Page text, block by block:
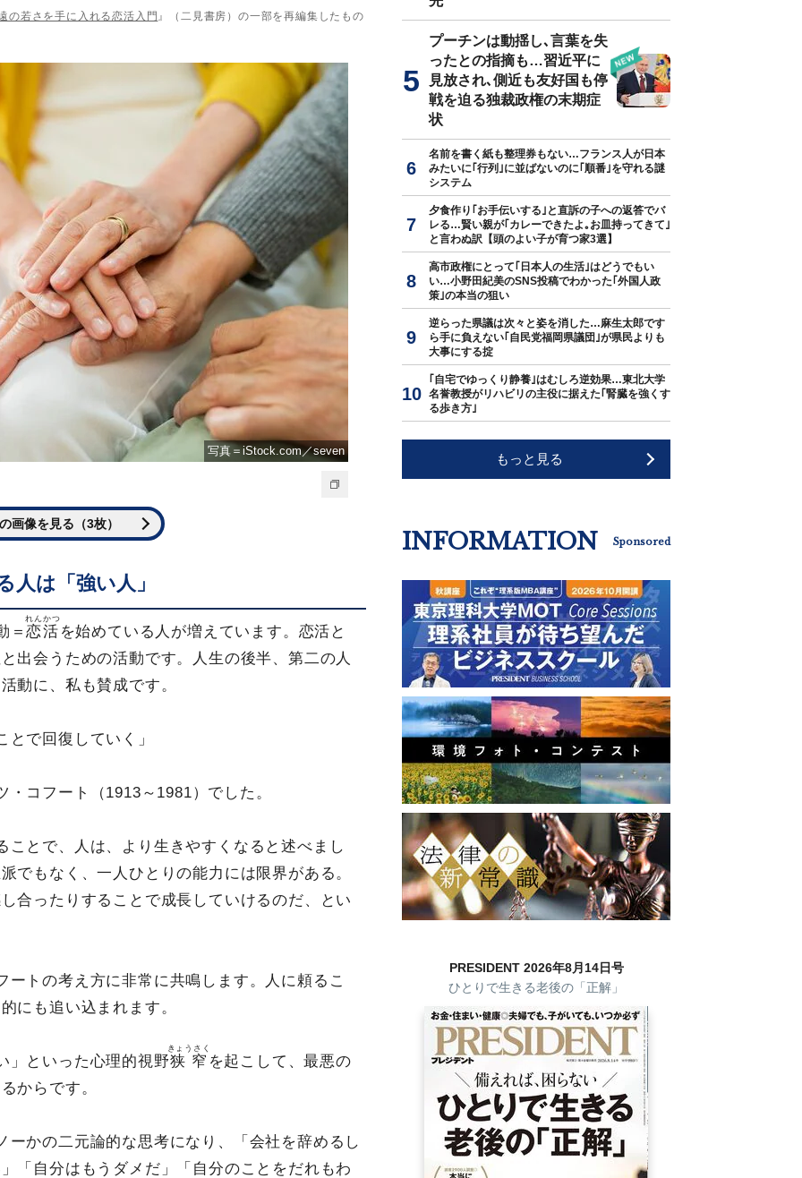
の若さを手に入れる恋活入門 』（二見書房）の一部を再編集したもの
写真＝iStock.com／seven
画像を見る（3枚）
は「強い人」
＝恋活
れんかつ
を始めている人が増えています。恋活と
出会うための活動です。人生の後半、第二の人
動に、私も賛成です。
で回復していく」
コフート（1913～1981）でした。
ことで、人は、より生きやすくなると述べまし
でもなく、一人ひとりの能力には限界がある。
合ったりすることで成長していけるのだ、とい
トの考え方に非常に共鳴します。人に頼るこ
にも追い込まれます。
」といった心理的視野狭窄
きょうさく
を起こして、最悪の
からです。
かの二元論的な思考になり、「会社を辞めるし
「自分はもうダメだ」「自分のことをだれもわ
プーチンは動揺し､言葉を失
ったとの指摘も…習近平に
見放され､側近も友好国も停
戦を迫る独裁政権の末期症
状
名前を書く紙も整理券もない…フランス人が日本
みたいに｢行列｣に並ばないのに｢順番｣を守れる謎
システム
夕食作り｢お手伝いする｣と直訴の子への返答でバ
レる…賢い親が｢カレーできたよ｡お皿持ってきて｣
と言わぬ訳【頭のよい子が育つ家3選】
高市政権にとって｢日本人の生活｣はどうでもい
い…小野田紀美のSNS投稿でわかった｢外国人政
策｣の本当の狙い
逆らった県議は次々と姿を消した…麻生太郎です
ら手に負えない｢自民党福岡県議団｣が県民よりも
大事にする掟
｢自宅でゆっくり静養｣はむしろ逆効果…東北大学
名誉教授がリハビリの主役に据えた｢腎臓を強くす
る歩き方｣
もっと見る
INFORMATION Sponsored
PRESIDENT 2026年8月14日号
ひとりで生きる老後の「正解」